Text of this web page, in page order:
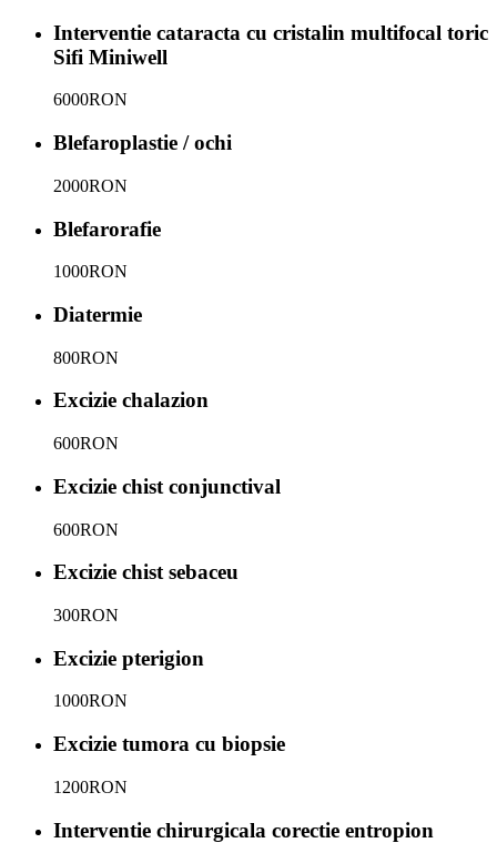
Interventie cataracta cu cristalin multifocal toric
Sifi Miniwell
6000RON
Blefaroplastie / ochi
2000RON
Blefarorafie
1000RON
Diatermie
800RON
Excizie chalazion
600RON
Excizie chist conjunctival
600RON
Excizie chist sebaceu
300RON
Excizie pterigion
1000RON
Excizie tumora cu biopsie
1200RON
Interventie chirurgicala corectie entropion